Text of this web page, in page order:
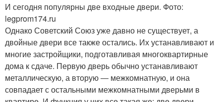
И сегодня популярны две входные двери. Фото:
legprom174.ru
Однако Советский Союз уже давно не существует, а
двойные двери все также остались. Их устанавливают и
многие застройщики, подготавливая многоквартирные
дома к сдаче. Первую дверь обычно устанавливают
металлическую, а вторую ― межкомнатную, и она
совпадает с остальными межкомнатными дверьми в